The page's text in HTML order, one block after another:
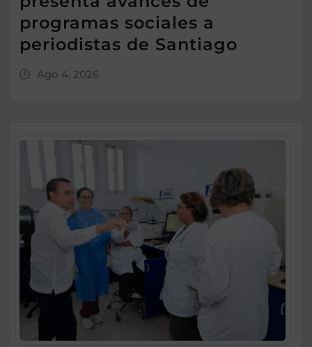
programas sociales a
periodistas de Santiago
Ago 4, 2026